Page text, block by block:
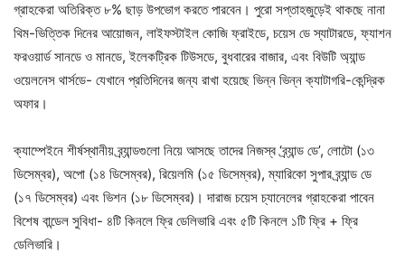
গ্রাহকেরা অতিরিক্ত ৮% ছাড় উপভোগ করতে পারবেন। পুরো সপ্তাহজুড়েই থাকছে নানা
থিম-ভিত্তিক দিনের আয়োজন, লাইফস্টাইল কোজি ফ্রাইডে, চয়েস ডে স্যাটারডে, ফ্যাশন
ফরওয়ার্ড সানডে ও মানডে, ইলেকট্রিক টিউসডে, বুধবারের বাজার, এবং বিউটি অ্যান্ড
ওয়েলনেস থার্সডে- যেখানে প্রতিদিনের জন্য রাখা হয়েছে ভিন্ন ভিন্ন ক্যাটাগরি-কেন্দ্রিক
অফার।
ক্যাম্পেইনে শীর্ষস্থানীয় ব্র্যান্ডগুলো নিয়ে আসছে তাদের নিজস্ব ‘ব্র্যান্ড ডে’, লোটো (১৩
ডিসেম্বর), অপো (১৪ ডিসেম্বর), রিয়েলমি (১৫ ডিসেম্বর), ম্যারিকো সুপার ব্র্যান্ড ডে
(১৭ ডিসেম্বর) এবং ভিশন (১৮ ডিসেম্বর)। দারাজ চয়েস চ্যানেলের গ্রাহকেরা পাবেন
বিশেষ বান্ডেল সুবিধা- ৪টি কিনলে ফ্রি ডেলিভারি এবং ৫টি কিনলে ১টি ফ্রি + ফ্রি
ডেলিভারি।